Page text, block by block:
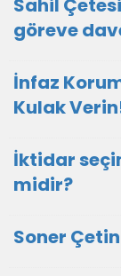
Sahil
göreve
İnfaz
Kulak
İktidar
midir?
Soner